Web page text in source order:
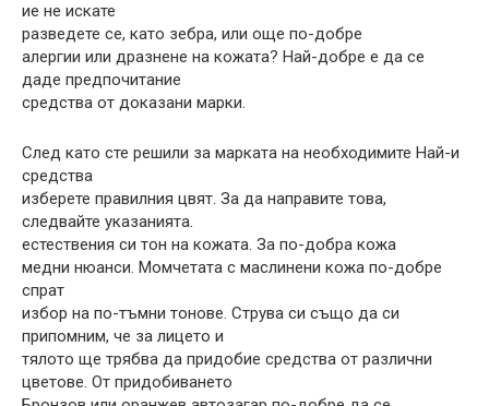
ие не искате
разведете се, като зебра, или още по-добре
алергии или дразнене на кожата? Най-добре е да се
даде предпочитание
средства от доказани марки.
След като сте решили за марката на необходимите Най-и
средства
изберете правилния цвят. За да направите това,
следвайте указанията.
естествения си тон на кожата. За по-добра кожа
медни нюанси. Момчетата с маслинени кожа по-добре
спрат
избор на по-тъмни тонове. Струва си също да си
припомним, че за лицето и
тялото ще трябва да придобие средства от различни
цветове. От придобиването